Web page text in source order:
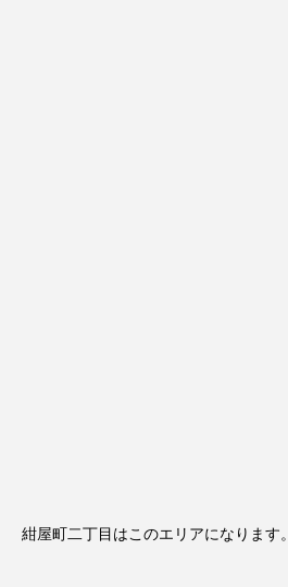
紺屋町二丁目はこのエリアになります。